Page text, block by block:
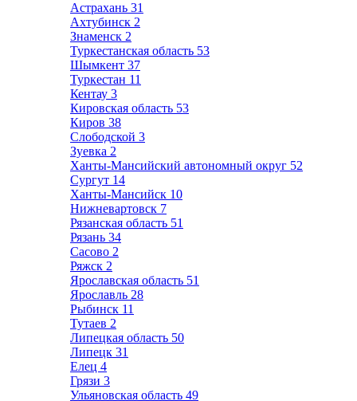
Астрахань 31
Ахтубинск 2
Знаменск 2
Туркестанская область 53
Шымкент 37
Туркестан 11
Кентау 3
Кировская область 53
Киров 38
Слободской 3
Зуевка 2
Ханты-Мансийский автономный округ 52
Сургут 14
Ханты-Мансийск 10
Нижневартовск 7
Рязанская область 51
Рязань 34
Сасово 2
Ряжск 2
Ярославская область 51
Ярославль 28
Рыбинск 11
Тутаев 2
Липецкая область 50
Липецк 31
Елец 4
Грязи 3
Ульяновская область 49